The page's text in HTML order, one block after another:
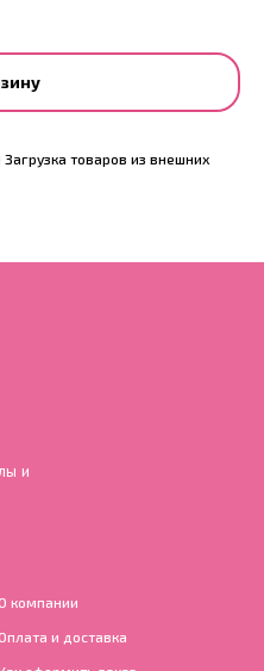
товаров из внешних
и
компании
и доставка